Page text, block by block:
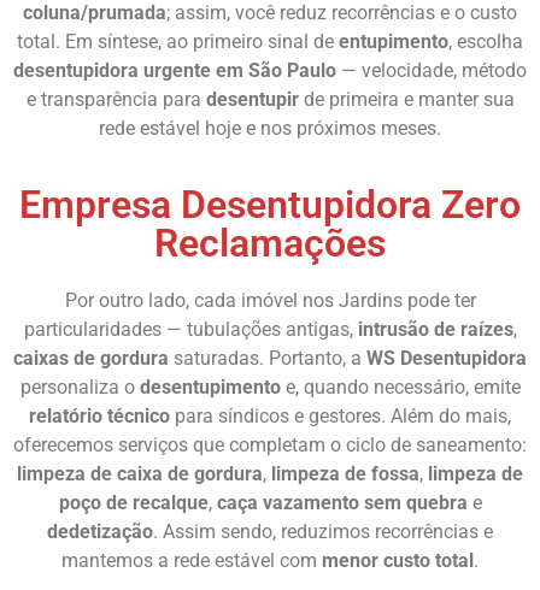
coluna/prumada; assim, você reduz recorrências e o custo
total. Em síntese, ao primeiro sinal de entupimento, escolha
desentupidora urgente em São Paulo — velocidade, método
e transparência para desentupirde primeira e manter sua
rede estável hoje e nos próximos meses.
Empresa Desentupidora Zero
Reclamações
Por outro lado, cada imóvel nos Jardins pode ter
particularidades — tubulações antigas, intrusão de raízes,
caixas de gordura saturadas. Portanto, a WS Desentupidora
personaliza o desentupimentoe, quando necessário, emite
relatório técnico para síndicos e gestores. Além do mais,
oferecemos serviços que completam o ciclo de saneamento:
limpeza de caixa de gordura, limpeza de fossa, limpeza de
poço de recalque, caça vazamento sem quebra e
dedetização. Assim sendo, reduzimos recorrências e
mantemos a rede estável com menor custo total.